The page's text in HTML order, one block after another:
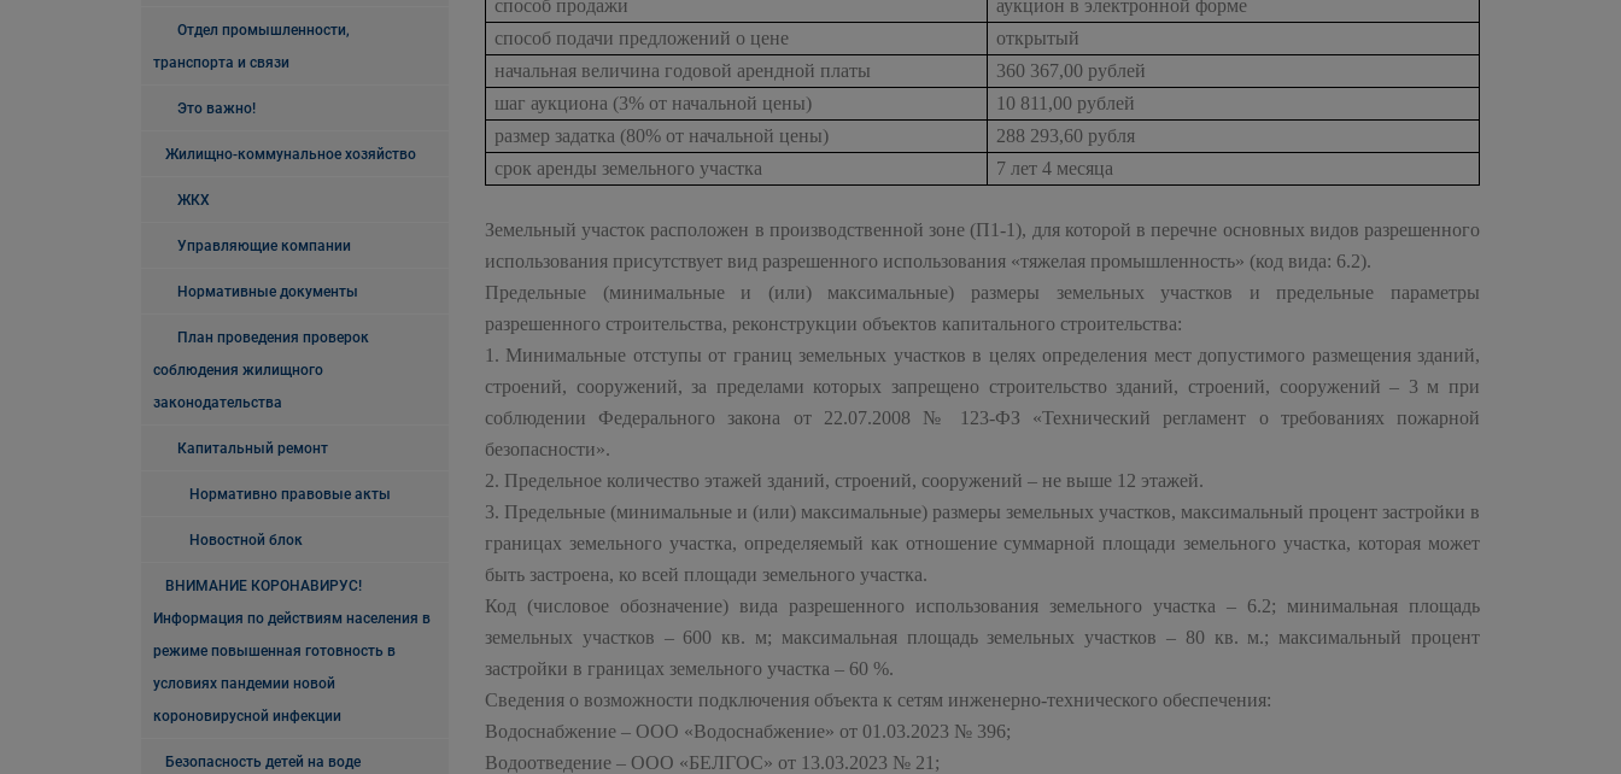
Отдел промышленности,
транспорта и связи
Это важно!
Жилищно-коммунальное хозяйство
ЖКХ
Управляющие компании
Нормативные документы
План проведения проверок
соблюдения жилищного
законодательства
Капитальный ремонт
Нормативно правовые акты
Новостной блок
ВНИМАНИЕ КОРОНАВИРУС!
Информация по действиям населения в
режиме повышенная готовность в
условиях пандемии новой
короновирусной инфекции
Безопасность детей на воде
способ продажи
аукцион в электронной форме
способ подачи предложений о цене
открытый
начальная величина годовой арендной платы
360 367,00 рублей
шаг аукциона (3% от начальной цены)
10 811,00 рублей
размер задатка (80% от начальной цены)
288 293,60 рубля
срок аренды земельного участка
7 лет 4 месяца
Земельный участок расположен в производственной зоне (П1-1), для которой в перечне основных видов разрешенного
использования присутствует вид разрешенного использования «тяжелая промышленность» (код вида: 6.2).
Предельные (минимальные и (или) максимальные) размеры земельных участков и предельные параметры
разрешенного строительства, реконструкции объектов капитального строительства:
1. Минимальные отступы от границ земельных участков в целях определения мест допустимого размещения зданий,
строений, сооружений, за пределами которых запрещено строительство зданий, строений, сооружений – 3 м при
соблюдении Федерального закона от 22.07.2008 № 123-ФЗ «Технический регламент о требованиях пожарной
безопасности».
2. Предельное количество этажей зданий, строений, сооружений – не выше 12 этажей.
3. Предельные (минимальные и (или) максимальные) размеры земельных участков, максимальный процент застройки в
границах земельного участка, определяемый как отношение суммарной площади земельного участка, которая может
быть застроена, ко всей площади земельного участка.
Код (числовое обозначение) вида разрешенного использования земельного участка – 6.2; минимальная площадь
земельных участков – 600 кв. м; максимальная площадь земельных участков – 80 кв. м.; максимальный процент
застройки в границах земельного участка – 60 %.
Сведения о возможности подключения объекта к сетям инженерно-технического обеспечения:
Водоснабжение – ООО «Водоснабжение» от 01.03.2023 № 396;
Водоотведение – ООО «БЕЛГОС» от 13.03.2023 № 21;